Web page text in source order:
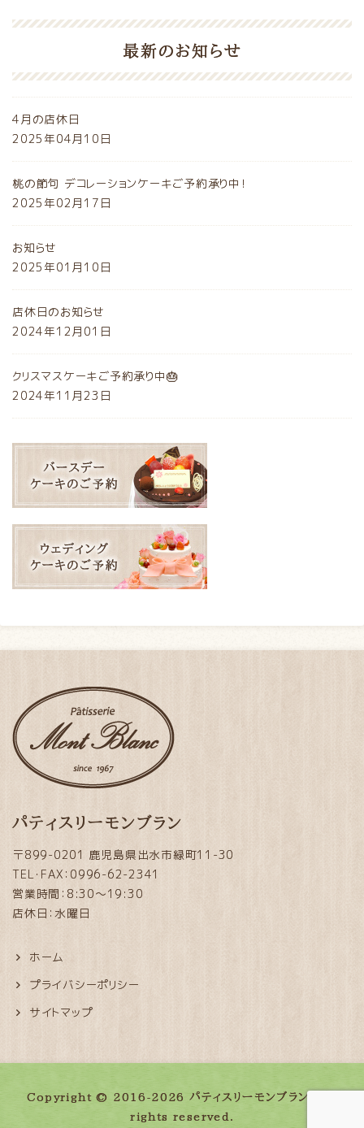
最新のお知らせ
4月の店休日
2025年04月10日
桃の節句 デコレーションケーキご予約承り中！
2025年02月17日
お知らせ
2025年01月10日
店休日のお知らせ
2024年12月01日
クリスマスケーキご予約承り中🎂
2024年11月23日
パティスリーモンブラン
〒899-0201 鹿児島県出水市緑町11-30
TEL・FAX：0996-62-2341
営業時間：8:30～19:30
店休日：水曜日
ホーム
プライバシーポリシー
サイトマップ
Copyright © 2016-2026 パティスリーモンブラン. All
rights reserved.